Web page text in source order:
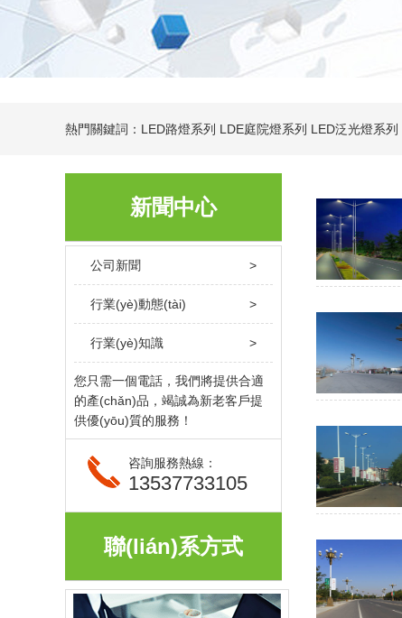
熱門關鍵詞： LED路燈系列 LDE庭院燈系列 LED泛光燈系列
新聞中心
公司新聞 >
行業(yè)動態(tài) >
行業(yè)知識 >
您只需一個電話，我們將提供合適
的產(chǎn)品，竭誠為新老客戶提
供優(yōu)質的服務！
咨詢服務熱線：
13537733105
聯(lián)系方式